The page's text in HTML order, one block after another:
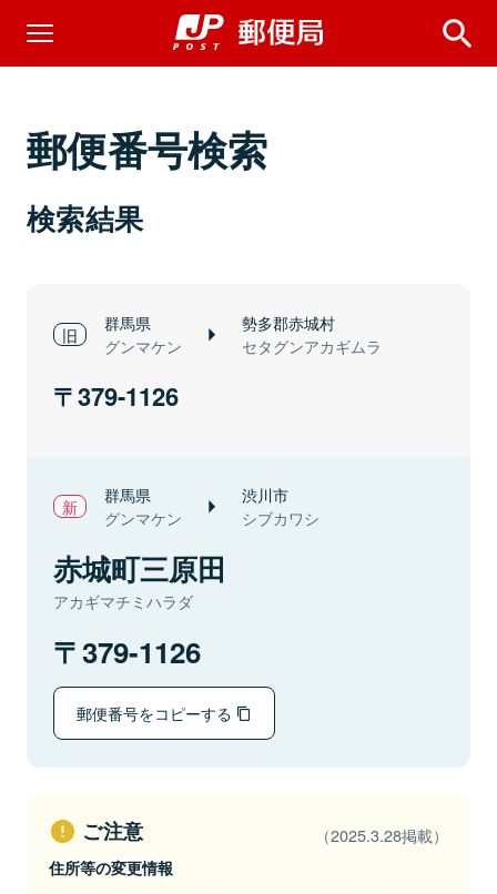
郵便番号検索
検索結果
群馬県
グンマケン
勢多郡赤城村
セタグンアカギムラ
379-1126
群馬県
グンマケン
渋川市
シブカワシ
赤城町三原田
アカギマチミハラダ
379-1126
郵便番号をコピーする
ご注意 （2025.3.28掲載）
住所等の変更情報